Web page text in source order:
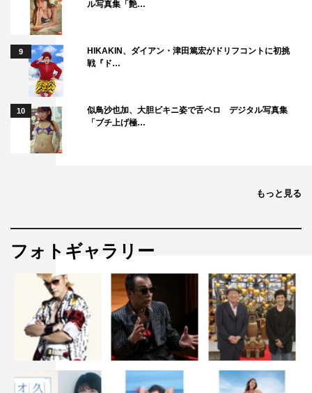
ル写真集「艶…
9
HIKAKIN、ダイアン・津田篤宏がドリフコントに初挑
戦『ド…
10
似鳥沙也加、大胆ビキニ姿で舌ペロ デジタル写真集
「ブチ上げ極…
もっと見る
フォトギャラリー